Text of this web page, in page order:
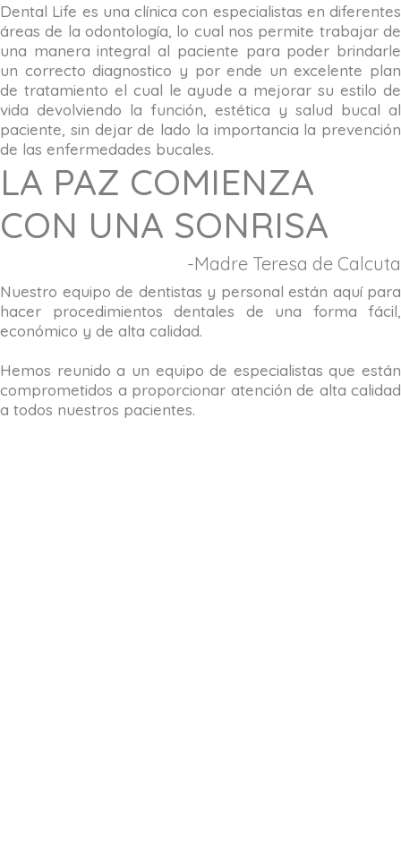
Dental Life es una clínica con especialistas en diferentes
áreas de la odontología, lo cual nos permite trabajar de
una manera integral al paciente para poder brindarle
un correcto diagnostico y por ende un excelente plan
de tratamiento el cual le ayude a mejorar su estilo de
vida devolviendo la función, estética y salud bucal al
paciente, sin dejar de lado la importancia la prevención
de las enfermedades bucales.
LA PAZ COMIENZA
CON UNA SONRISA
-Madre Teresa de Calcuta
Nuestro equipo de dentistas y personal están aquí para
hacer procedimientos dentales de una forma fácil,
económico y de alta calidad.
Hemos reunido a un equipo de especialistas que están
comprometidos a proporcionar atención de alta calidad
a todos nuestros pacientes.